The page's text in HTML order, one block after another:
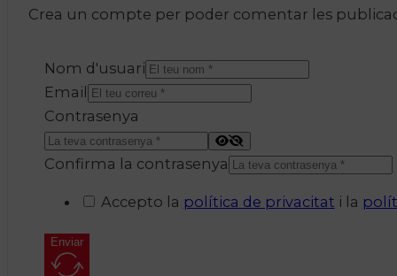
Crea un compte per poder comentar les
Nom d'usuari
Email
Contrasenya
Confirma la contrasenya
Accepto la política de privacitat i la
Enviar